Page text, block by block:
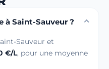
à Saint-Sauveur ?
Sauveur et
€/L, pour une moyenne